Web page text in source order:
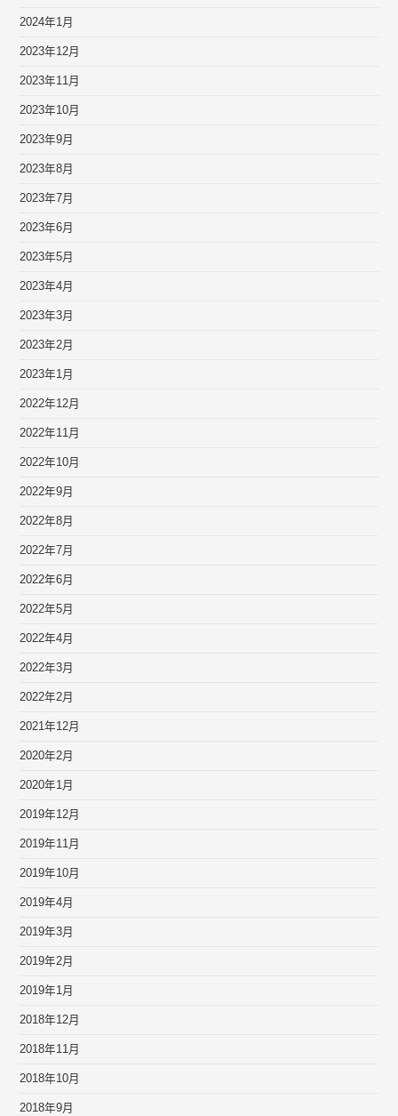
2024年1月
2023年12月
2023年11月
2023年10月
2023年9月
2023年8月
2023年7月
2023年6月
2023年5月
2023年4月
2023年3月
2023年2月
2023年1月
2022年12月
2022年11月
2022年10月
2022年9月
2022年8月
2022年7月
2022年6月
2022年5月
2022年4月
2022年3月
2022年2月
2021年12月
2020年2月
2020年1月
2019年12月
2019年11月
2019年10月
2019年4月
2019年3月
2019年2月
2019年1月
2018年12月
2018年11月
2018年10月
2018年9月